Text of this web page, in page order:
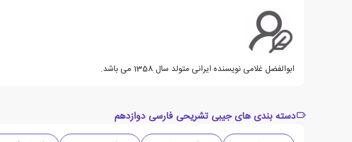
ابوالفضل غلامی نویسنده ایرانی متولد سال 1358 می باشد.
دسته بندی های جیبی تشریحی فارسی دوازدهم